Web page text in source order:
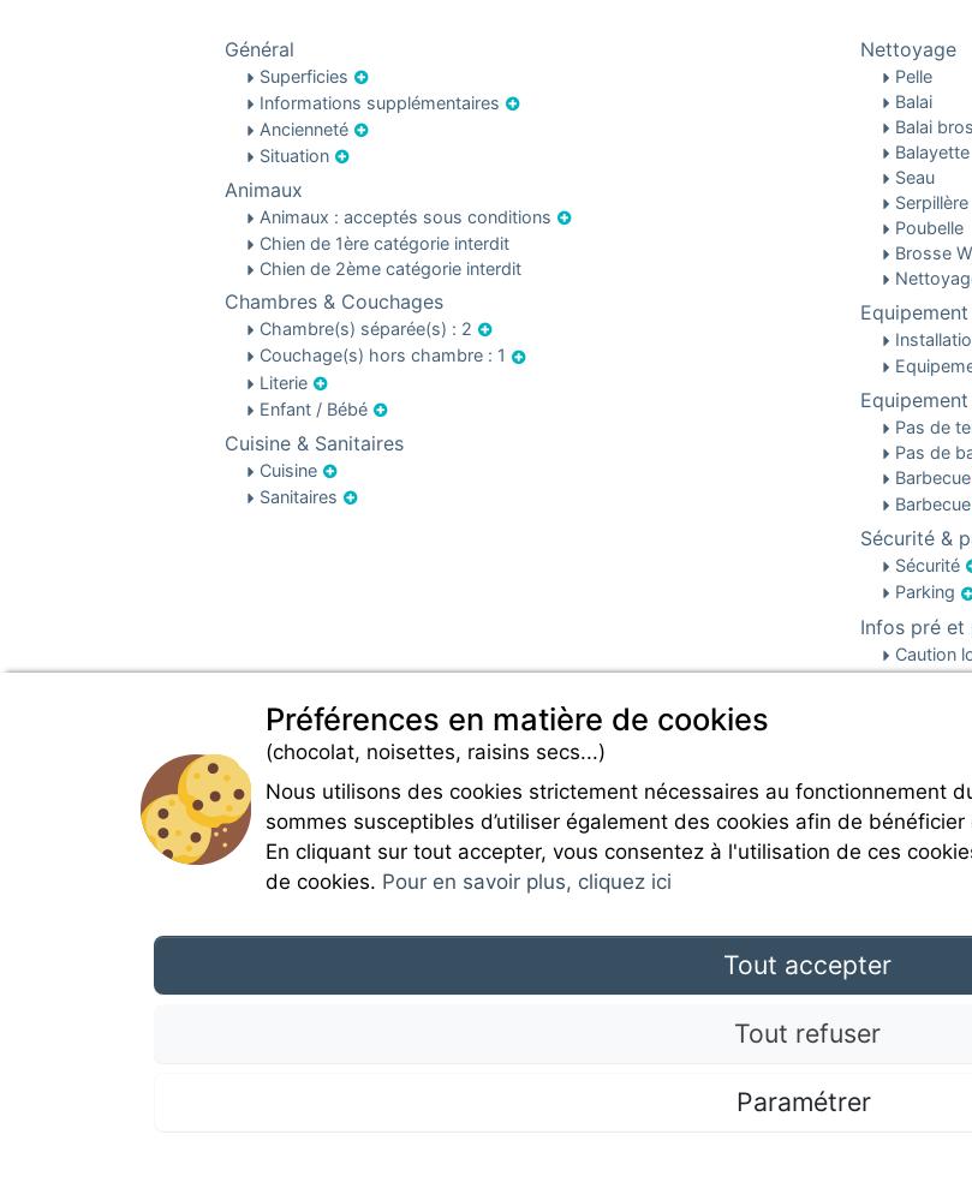
Général
Superficies
Informations supplémentaires
Ancienneté
Situation
Animaux
Animaux : acceptés sous conditions
Chien de 1ère catégorie interdit
Chien de 2ème catégorie interdit
Chambres & Couchages
Chambre(s) séparée(s) : 2
Couchage(s) hors chambre : 1
Literie
Enfant / Bébé
Cuisine & Sanitaires
Cuisine
Sanitaires
Nettoyage
Pelle
Balai
Balai
Balayette
Seau
Serpillère
Poubelle
Brosse
Pas de
Pas de
Barbecue
Barbecue
Sécurité &
Sécurité
Parking
Infos pré et
Caution
Rejoignez-nous
Mentions légales
CGU
Préférences en matière de cookies
(chocolat, noisettes, raisins secs...)
Nous utilisons des cookies strictement nécessaires au fonctionnement
sommes susceptibles d’utiliser également des cookies afin de
En cliquant sur tout accepter, vous consentez à l'utilisation de ces
de cookies. Pour en savoir plus, cliquez ici
Tout accepter
Tout refuser
Paramétrer